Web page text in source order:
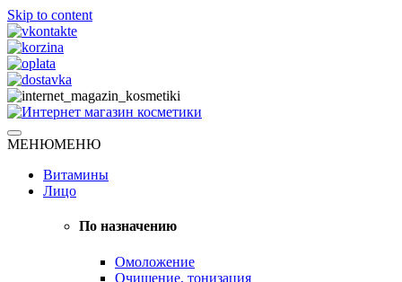
Skip to content
Интернет магазин косметики
Натуральная косметика
МЕНЮМЕНЮ
Витамины
Лицо
По назначению
Омоложение
Очищение, тонизация